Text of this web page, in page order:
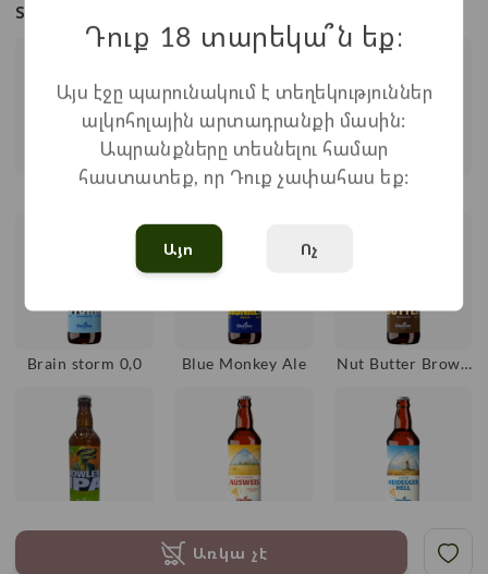
Տեսակներ
Cynic
Tour de
Ruby Road
Brain storm 0,0 Blue Monkey Ale
Nut Butter Brown
Weissbier
Heidegger Hell
Առկա չէ
Դուք 18 տարեկա՞ն եք։
Այս էջը պարունակում է տեղեկություններ
ալկոհոլային արտադրանքի մասին:
Ապրանքները տեսնելու համար
հաստատեք, որ Դուք չափահաս եք:
Այո Ոչ